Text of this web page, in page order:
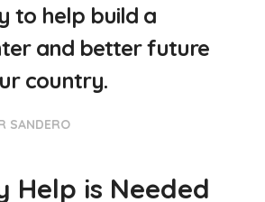
to help build a
and better future
country.
SANDERO
Help is Needed